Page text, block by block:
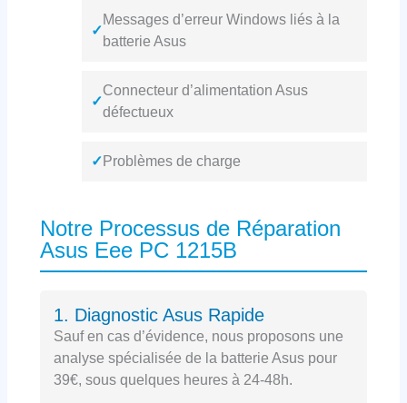
✓
Messages d’erreur Windows liés à la
batterie Asus
✓
Connecteur d’alimentation Asus
défectueux
✓ Problèmes de charge
Notre Processus de Réparation
Asus Eee PC 1215B
1. Diagnostic Asus Rapide
Sauf en cas d’évidence, nous proposons une
analyse spécialisée de la batterie Asus pour
39€, sous quelques heures à 24-48h.